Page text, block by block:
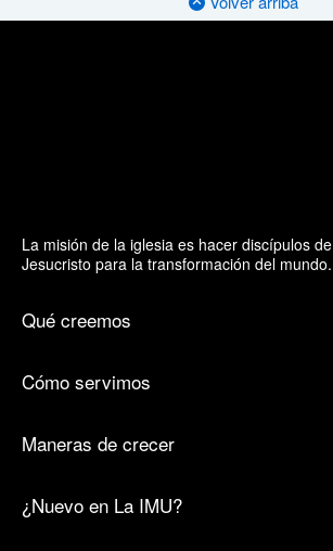
La misión de la iglesia es hacer discípulos de
Jesucristo para la transformación del mundo.
Qué creemos
Cómo servimos
Maneras de crecer
¿Nuevo en La IMU?